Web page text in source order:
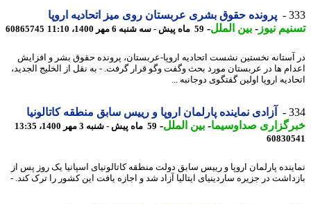
پرونده حقوق بشری عربستان روی میز اتحادیه اروپا
نیوز-بین الملل-59 ماه پیش - سه شنبه 6 مهر 1400، 11:10 60865745
نخستین نشست اتحادیه اروپا-عربستان، پرونده حقوق بشر و افزایش
ها در عربستان مورد بحث وگفت وگو قرار گرفت. - به نقل از الخلیج الجدید،
اروپا اولین گفتگوی دوجانبه ...
آزادی نماینده پارلمان اروپا و رییس سابق منطقه کاتالونیا
صداوسیما-بین الملل-59 ماه پیش - شنبه 3 مهر 1400، 13:35
پارلمان اروپا و رییس سابق دولت منطقه کاتالونیای اسپانیا یک روز پس از
در جزیره ساردینیای ایتالیا آزاد شد و اجازه یافت این کشور را ترک کند. -